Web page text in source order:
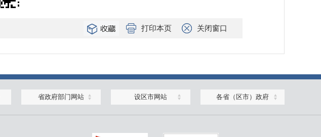
打印本页 关闭窗口
省政府部门网站 设区市网站 各省（区市）政府